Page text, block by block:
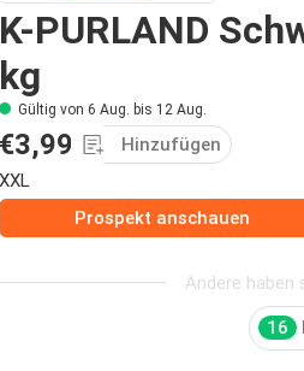
K-PURLAND
kg
Gültig von 6 Aug. bis 12 Aug.
€3,99
Hinzufügen
XXL
Prospekt anschauen
Andere haben
16